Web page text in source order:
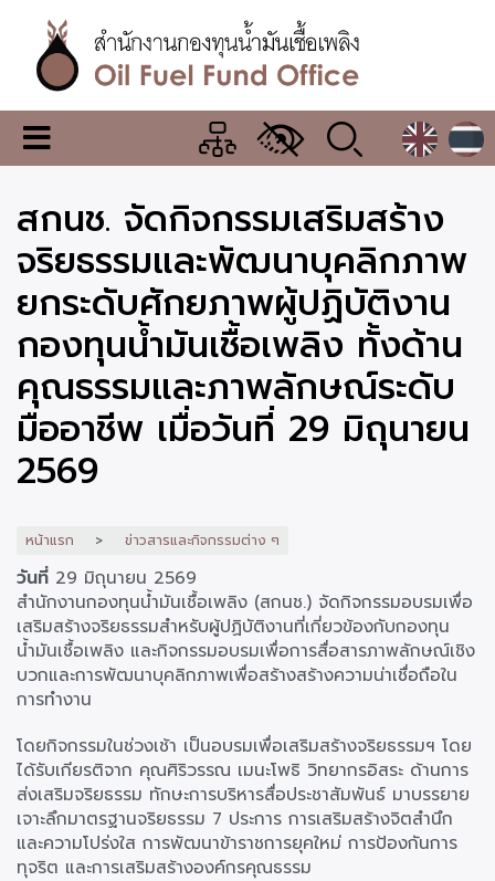
เนื้อหา
หลักสำนักงาน
กองทุน
น้ำมัน
เชื้อ
เพลิง
เมนู
เปลี่ยน
แสดง
ผล
สกนช. จัดกิจกรรมเสริมสร้าง
จริยธรรมและพัฒนาบุคลิกภาพ
ยกระดับศักยภาพผู้ปฏิบัติงาน
กองทุนน้ำมันเชื้อเพลิง ทั้งด้าน
คุณธรรมและภาพลักษณ์ระดับ
มืออาชีพ เมื่อวันที่ 29 มิถุนายน
2569
หน้าแรก ข่าวสารและกิจกรรมต่าง ๆ
วันที่ 29 มิถุนายน 2569
สำนักงานกองทุนน้ำมันเชื้อเพลิง (สกนช.) จัดกิจกรรมอบรมเพื่อ
เสริมสร้างจริยธรรมสำหรับผู้ปฏิบัติงานที่เกี่ยวข้องกับกองทุน
น้ำมันเชื้อเพลิง และกิจกรรมอบรมเพื่อการสื่อสารภาพลักษณ์เชิง
บวกและการพัฒนาบุคลิกภาพเพื่อสร้างสร้างความน่าเชื่อถือใน
การทำงาน
โดยกิจกรรมในช่วงเช้า เป็นอบรมเพื่อเสริมสร้างจริยธรรมฯ โดย
ได้รับเกียรติจาก คุณศิริวรรณ เมนะโพธิ วิทยากรอิสระ ด้านการ
ส่งเสริมจริยธรรม ทักษะการบริหารสื่อประชาสัมพันธ์ มาบรรยาย
เจาะลึกมาตรฐานจริยธรรม 7 ประการ การเสริมสร้างจิตสำนึก
และความโปร่งใส การพัฒนาข้าราชการยุคใหม่ การป้องกันการ
ทุจริต และการเสริมสร้างองค์กรคุณธรรม